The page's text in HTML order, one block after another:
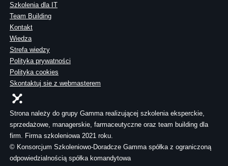
Szkolenia dla IT
Team Building
Kontakt
Wiedza
Strefa wiedzy
Polityka prywatności
Polityka cookies
Skontaktuj sie z webmasterem
Strona należy do grupy Gamma realizującej szkolenia eksperckie,
sprzedażowe, managerskie, farmaceutyczne oraz team building dla
firm. Firma szkoleniowa 2021 roku.
© Konsorcjum Szkoleniowo-Doradcze Gamma spółka z ograniczoną
odpowiedzialnością spółka komandytowa